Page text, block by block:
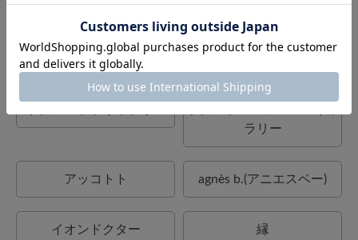
UCHINO TOUCH UCHINO×mucava
UCHINO art
ラリー
アッコトト agnès b.(アニエスベー)
イオンドクター 縁